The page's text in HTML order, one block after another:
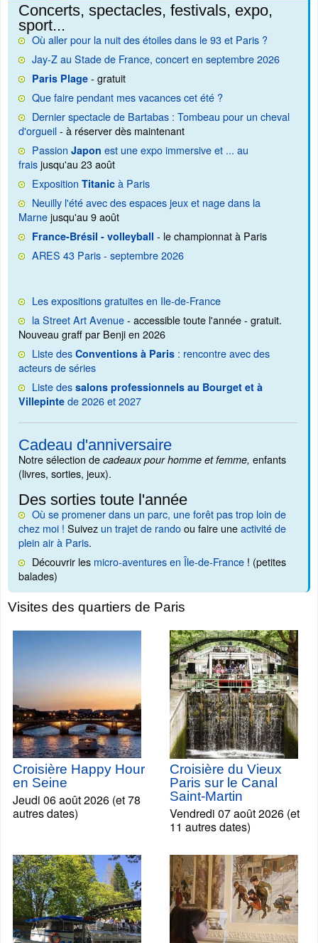
Concerts, spectacles, festivals, expo,
sport...
Où aller pour la nuit des étoiles dans le 93 et Paris ?
Jay-Z au Stade de France, concert en septembre 2026
Paris Plage - gratuit
Que faire pendant mes vacances cet été ?
Dernier spectacle de Bartabas : Tombeau pour un cheval
d'orgueil- à réserver dès maintenant
Passion Japon est une expo immersive et ... au
fraisjusqu'au 23 août
Exposition Titanic à Paris
Neuilly l'été avec des espaces jeux et nage dans la
Marnejusqu'au 9 août
France-Brésil - volleyball - le championnat à Paris
ARES 43 Paris - septembre 2026
Les expositions gratuites en Ile-de-France
la Street Art Avenue- accessible toute l'année - gratuit.
Nouveau graff par Benji en 2026
Liste des Conventions à Paris : rencontre avec des
acteurs de séries
Liste des salons professionnels au Bourget et à
Villepinte de 2026 et 2027
Cadeau d'anniversaire
Notre sélection de cadeaux pour homme et femme, enfants
(livres, sorties, jeux).
Des sorties toute l'année
Où se promener dans un parc, une forêt pas trop loin de
chez moi ! Suivez un trajet de randoou faire uneactivité de
plein air à Paris.
Découvrir les micro-aventures en Île-de-France ! (petites
balades)
Visites des quartiers de Paris
Croisière Happy Hour
en Seine
Jeudi 06 août 2026 (et 78
autres dates)
Croisière du Vieux
Paris sur le Canal
Saint-Martin
Vendredi 07 août 2026 (et
11 autres dates)